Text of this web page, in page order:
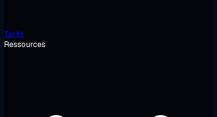
Tarifs
Ressources